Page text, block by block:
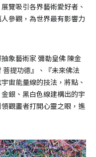
覽吸引各界藝術愛好者、
參觀，為世界最有影響力
象藝術家 彌勒皇佛 陳金
提功德』、『未來佛法
宙能量線的技法，將點、
銀、黑白色線建構出的宇
觀畫者打開心靈之眼，進